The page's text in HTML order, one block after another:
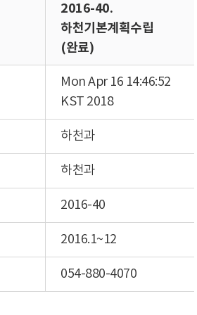
2016-40.
하천기본계획수립
(완료)
Mon Apr 16 14:46:52
KST 2018
하천과
하천과
2016-40
2016.1~12
054-880-4070